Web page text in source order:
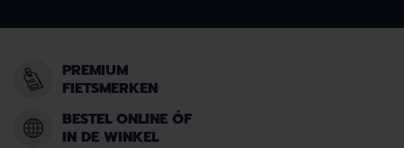
PREMIUM
FIETSMERKEN
BESTEL ONLINE ÓF
IN DE WINKEL